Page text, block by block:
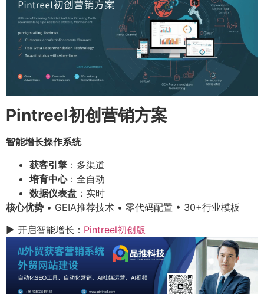
Pintreel初创营销方案
智能增长操作系统
获客引擎 ：多渠道
培育中心：全自动
数据仪表盘 ：实时
核心优势 • GEIA推荐技术 • 零代码配置 • 30+行业模板
▶ 开启智能增长： Pintreel初创版